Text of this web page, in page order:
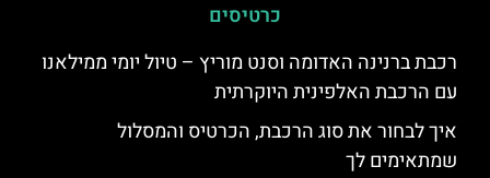
כרטיסים
רכבת ברנינה האדומה וסנט מוריץ – טיול יומי ממילאנו
עם הרכבת האלפינית היוקרתית
איך לבחור את סוג הרכבת, הכרטיס והמסלול
שמתאימים לך